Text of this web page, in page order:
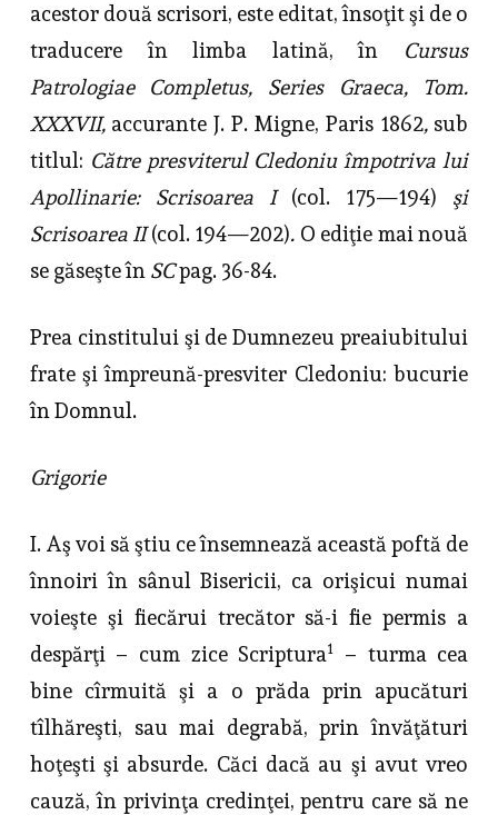
acestor două scrisori, este editat, însoţit şi de o
traducere în limba latină, în Cursus
Patrologiae Completus, Series Graeca, Tom.
XXXVII, accurante J. P. Migne, Paris 1862, sub
titlul: Către presviterul Cledoniu împotriva lui
Apollinarie: Scrisoarea I (col. 175—194) şi
Scrisoarea II(col. 194—202). O ediţie mai nouă
se găseşte în SCpag. 36-84.
Prea cinstitului şi de Dumnezeu preaiubitului
frate şi împreună-presviter Cledoniu: bucurie
în Domnul.
Grigorie
I. Aş voi să ştiu ce însemnează această poftă de
înnoiri în sânul Bise­ricii, ca orişicui numai
voieşte şi fiecărui trecător să-i fie permis a
despărţi – cum zice Scriptura1
– turma cea
bine cîrmuită şi a o prăda prin apucături
tîlhăreşti, sau mai degrabă, prin învăţături
hoţeşti şi absurde. Căci dacă au şi avut vreo
cauză, în privinţa credinţei, pentru care să ne